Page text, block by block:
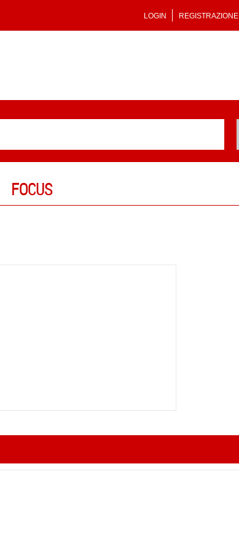
LOGIN REGISTRAZIONE
FOCUS